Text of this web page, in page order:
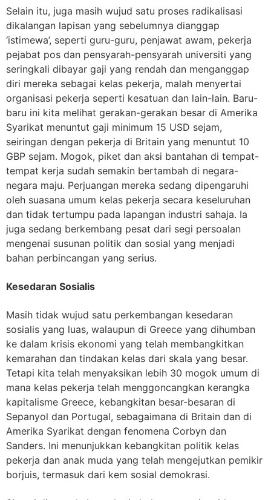
Selain itu, juga masih wujud satu proses radikalisasi
dikalangan lapisan yang sebelumnya dianggap
‘istimewa’, seperti guru-guru, penjawat awam, pekerja
pejabat pos dan pensyarah-pensyarah universiti yang
seringkali dibayar gaji yang rendah dan menganggap
diri mereka sebagai kelas pekerja, malah menyertai
organisasi pekerja seperti kesatuan dan lain-lain. Baru-
baru ini kita melihat gerakan-gerakan besar di Amerika
Syarikat menuntut gaji minimum 15 USD sejam,
seiringan dengan pekerja di Britain yang menuntut 10
GBP sejam. Mogok, piket dan aksi bantahan di tempat-
tempat kerja sudah semakin bertambah di negara-
negara maju. Perjuangan mereka sedang dipengaruhi
oleh suasana umum kelas pekerja secara keseluruhan
dan tidak tertumpu pada lapangan industri sahaja. Ia
juga sedang berkembang pesat dari segi persoalan
mengenai susunan politik dan sosial yang menjadi
bahan perbincangan yang serius.
Kesedaran Sosialis
Masih tidak wujud satu perkembangan kesedaran
sosialis yang luas, walaupun di Greece yang dihumban
ke dalam krisis ekonomi yang telah membangkitkan
kemarahan dan tindakan kelas dari skala yang besar.
Tetapi kita telah menyaksikan lebih 30 mogok umum di
mana kelas pekerja telah menggoncangkan kerangka
kapitalisme Greece, kebangkitan besar-besaran di
Sepanyol dan Portugal, sebagaimana di Britain dan di
Amerika Syarikat dengan fenomena Corbyn dan
Sanders. Ini menunjukkan kebangkitan politik kelas
pekerja dan anak muda yang telah mengejutkan pemikir
borjuis, termasuk dari kem sosial demokrasi.